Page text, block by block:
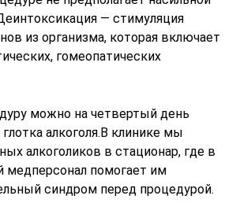
— стимуляция
из организма, которая включает
гомеопатических
можно на четвертый день
алкоголя.В клинике мы
алкоголиков в стационар, где в
медперсонал помогает им
синдром перед процедурой.